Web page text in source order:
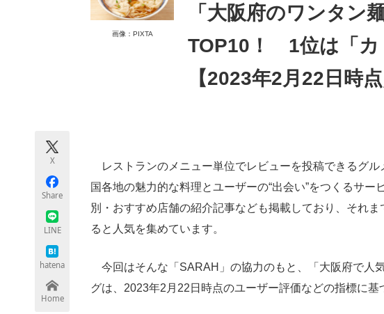
ITエンジニア向け専門サイト
ちょっと気になるネットの話題
画像：PIXTA
「大阪府のワンタン
TOP10！ 1位は「カ
【2023年2月22日時
X
Share
LINE
hatena
Home
レストランのメニュー単位でレビューを投稿できるグル
国各地の魅力的な料理とユーザーの“出会い”をつくるサ
別・おすすめ店舗の紹介記事なども掲載しており、それ
ると人気を集めています。
今回はそんな「SARAH」の協力のもと、「大阪府で人
グは、2023年2月22日時点のユーザー評価などの指標に基